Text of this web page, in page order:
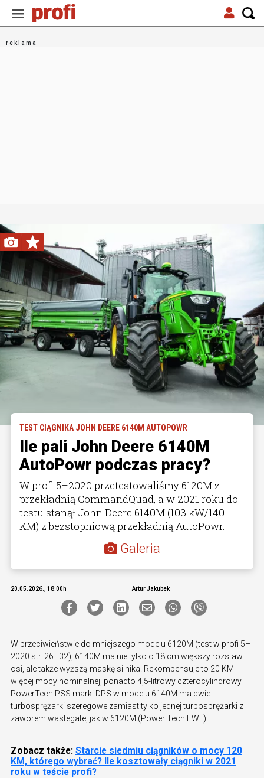
TEST CIĄGNIKA JOHN DEERE 6140M AUTOPOWR
Ile pali John Deere 6140M
AutoPowr podczas pracy?
W profi 5–2020 przetestowaliśmy 6120M z
przekładnią CommandQuad, a w 2021 roku do
testu stanął John Deere 6140M (103 kW/140
KM) z bezstopniową przekładnią AutoPowr.
Galeria
20.05.2026., 18:00h Artur Jakubek
W przeciwieństwie do mniejszego modelu 6120M (test w profi 5–
2020 str. 26–32), 6140M ma nie tylko o 18 cm większy rozstaw
osi, ale także wyższą maskę silnika. Rekompensuje to 20 KM
więcej mocy nominalnej, ponadto 4,5-litrowy czterocylindrowy
PowerTech PSS marki DPS w modelu 6140M ma dwie
turbosprężarki szeregowe zamiast tylko jednej turbosprężarki z
zaworem wastegate, jak w 6120M (Power Tech EWL).
Zobacz także: Starcie siedmiu ciągników o mocy 120
KM, którego wybrać? Ile kosztowały ciągniki w 2021
roku w teście profi?